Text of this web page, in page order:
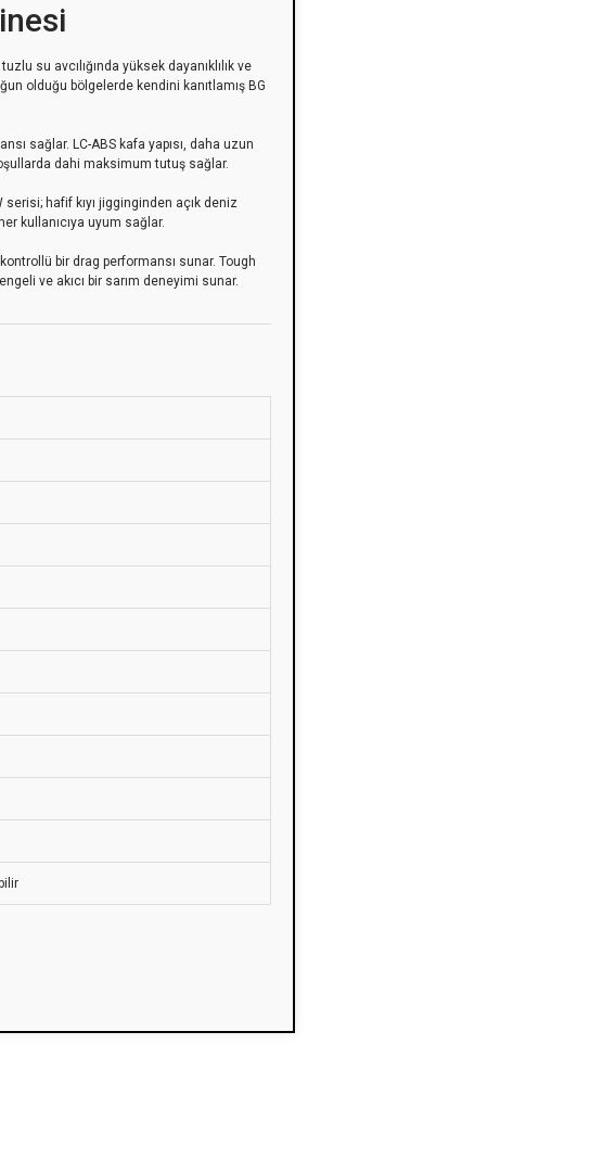
su avcılığında yüksek dayanıklılık ve
olduğu bölgelerde kendini kanıtlamış BG
sağlar. LC-ABS kafa yapısı, daha uzun
dahi maksimum tutuş sağlar.
hafif kıyı jigginginden açık deniz
kullanıcıya uyum sağlar.
bir drag performansı sunar. Tough
ve akıcı bir sarım deneyimi sunar.